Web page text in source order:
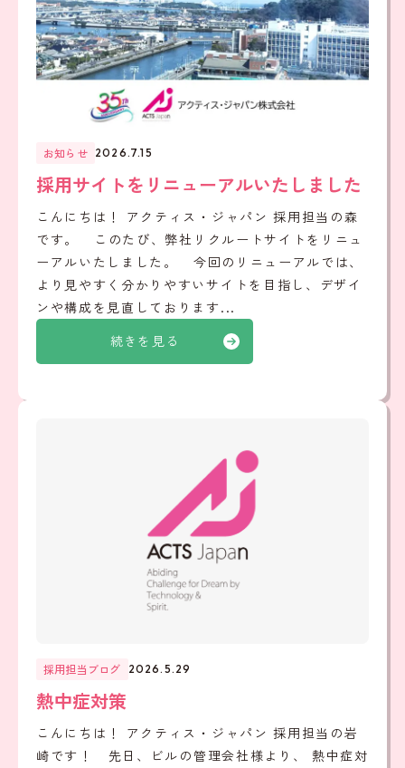
続きを見る
お知らせ 2026.7.15
採用サイトをリニューアルいたしました
こんにちは！ アクティス・ジャパン 採用担当の森
です。 このたび、弊社リクルートサイトをリニュ
ーアルいたしました。 今回のリニューアルでは、
より見やすく分かりやすいサイトを目指し、デザイ
ンや構成を見直しております...
採用担当ブログ 2026.5.29
熱中症対策
こんにちは！ アクティス・ジャパン 採用担当の岩
崎です！ 先日、ビルの管理会社様より、 熱中症対